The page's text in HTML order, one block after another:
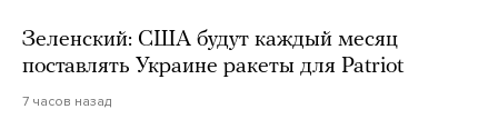
Зеленский: США будут каждый месяц
поставлять Украине ракеты для Patriot
7 часов назад